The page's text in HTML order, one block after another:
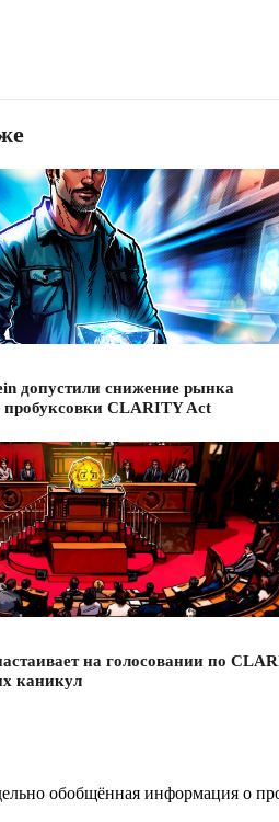
допустили снижение рынка
пробуксовки CLARITY Act
на голосовании по
каникул
обобщённая информация о